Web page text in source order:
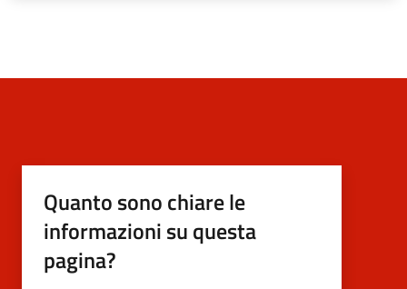
Quanto sono chiare le
informazioni su questa
pagina?